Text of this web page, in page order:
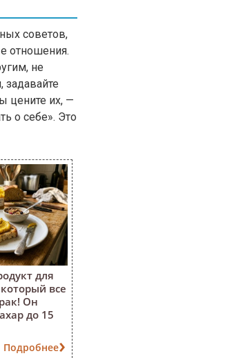
советов,
отношения.
не
задавайте
цените их, —
о себе». Это
для
все
Он
до 15
Подробнее